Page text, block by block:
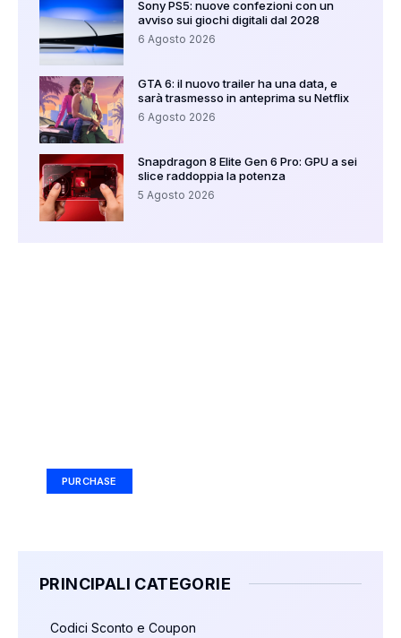
Sony PS5: nuove confezioni con un
avviso sui giochi digitali dal 2028
6 Agosto 2026
GTA 6: il nuovo trailer ha una data, e
sarà trasmesso in anteprima su Netflix
6 Agosto 2026
Snapdragon 8 Elite Gen 6 Pro: GPU a sei
slice raddoppia la potenza
5 Agosto 2026
PURCHASE
PRINCIPALI CATEGORIE
Codici Sconto e Coupon